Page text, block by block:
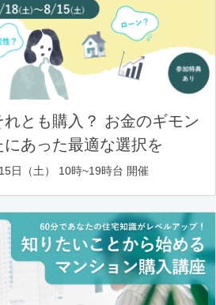
とも購入？ お金のギモン
あった最適な選択を
日（土） 10時~19時台 開催